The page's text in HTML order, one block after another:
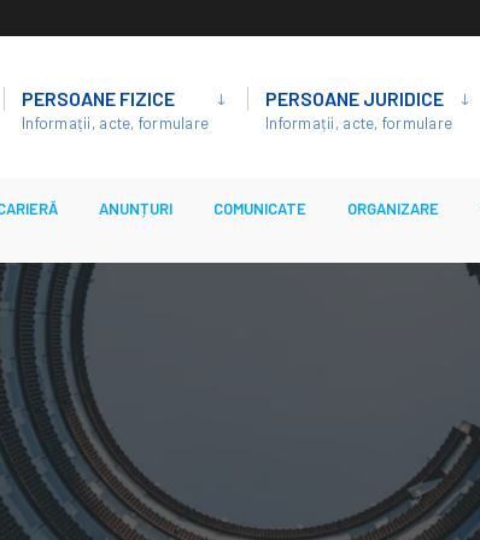
PERSOANE FIZICE
Informații, acte, formulare
PERSOANE JURIDICE
Informații, acte, formulare
ANUNȚURI COMUNICATE ORGANIZARE